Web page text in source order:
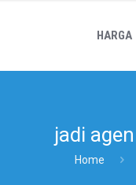
HARGA
jadi
Home